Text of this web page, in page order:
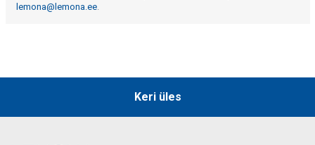
lemona@lemona.ee.
Keri üles